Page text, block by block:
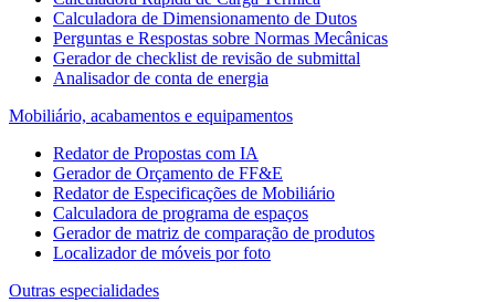
Calculadora de Dimensionamento de Dutos
Perguntas e Respostas sobre Normas Mecânicas
Gerador de checklist de revisão de submittal
Analisador de conta de energia
Mobiliário, acabamentos e equipamentos
Redator de Propostas com IA
Gerador de Orçamento de FF&E
Redator de Especificações de Mobiliário
Calculadora de programa de espaços
Gerador de matriz de comparação de produtos
Localizador de móveis por foto
Outras especialidades